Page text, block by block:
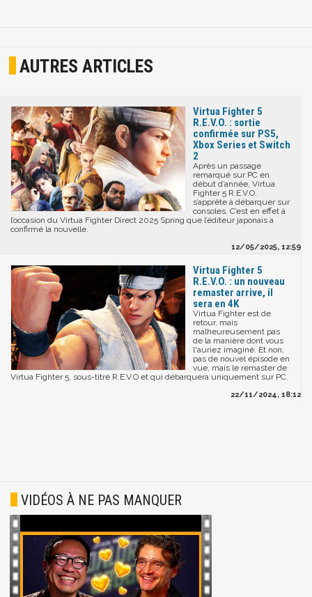
AUTRES ARTICLES
Virtua Fighter 5
R.E.V.O. : sortie
confirmée sur PS5,
Xbox Series et Switch
2
Après un passage
remarqué sur PC en
début d’année, Virtua
Fighter 5 R.E.V.O.
s’apprête à débarquer sur
consoles. C’est en effet à
l’occasion du Virtua Fighter Direct 2025 Spring que l’éditeur japonais a
confirmé la nouvelle.
12/05/2025, 12:59
Virtua Fighter 5
R.E.V.O. : un nouveau
remaster arrive, il
sera en 4K
Virtua Fighter est de
retour, mais
malheureusement pas
de la manière dont vous
l'auriez imaginé. Et non,
pas de nouvel épisode en
vue, mais le remaster de
Virtua Fighter 5, sous-titré R.E.V.O et qui débarquera uniquement sur PC.
22/11/2024, 18:12
VIDÉOS À NE PAS MANQUER